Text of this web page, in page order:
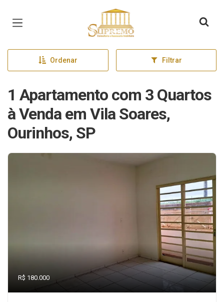
Página inicial
Ordenar Filtrar
1 Apartamento com 3 Quartos
à Venda em Vila Soares,
Ourinhos, SP
R$ 180.000